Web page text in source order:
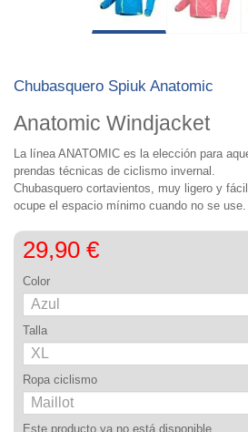
Chubasquero Spiuk Anatomic
Anatomic Windjacket
La línea ANATOMIC es la elección para
prendas técnicas de ciclismo invernal.
Chubasquero cortavientos, muy ligero y
ocupe el espacio mínimo cuando no se use.
29,90 €
Color
Talla
Ropa ciclismo
Este producto ya no está disponible